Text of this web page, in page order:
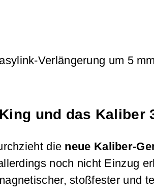
Verlängerung um 5
und das Kaliber
die neue Kaliber-
noch nicht Einzug
stoßfester und